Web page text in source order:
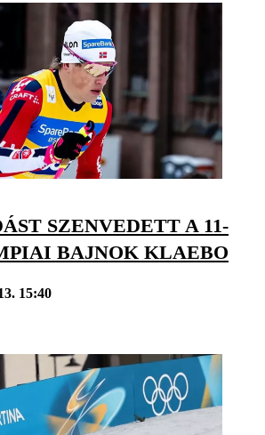
SZENVEDETT A 11-
BAJNOK KLAEBO
15:40